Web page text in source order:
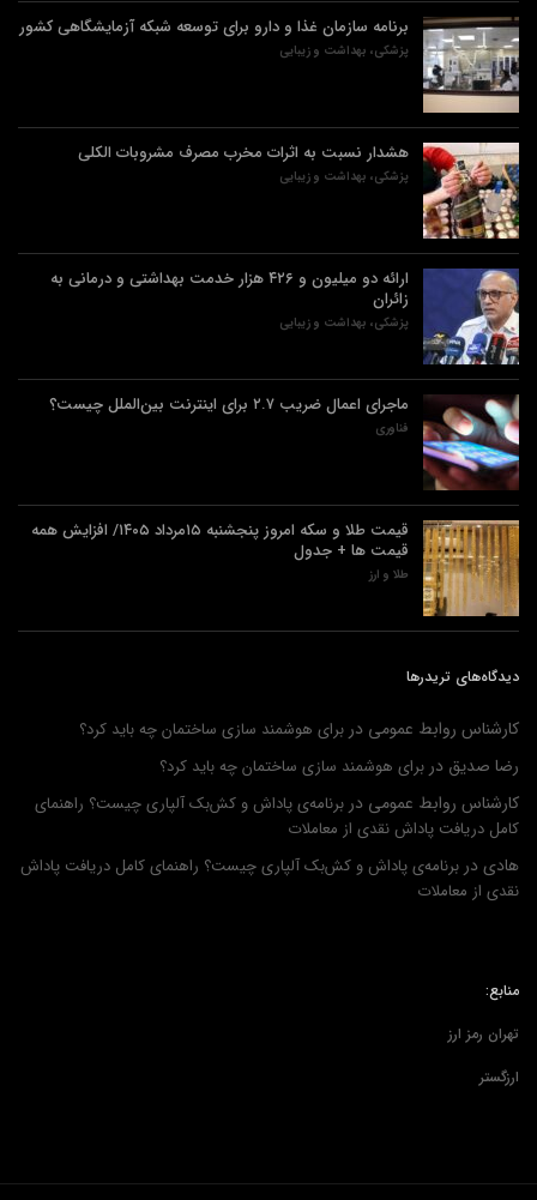
برنامه سازمان غذا و دارو برای توسعه شبکه آزمایشگاهی کشور
پزشکی، بهداشت و زیبایی
هشدار نسبت به اثرات مخرب مصرف مشروبات الکلی
پزشکی، بهداشت و زیبایی
ارائه دو میلیون و ۴۲۶ هزار خدمت بهداشتی و درمانی به
زائران
پزشکی، بهداشت و زیبایی
ماجرای اعمال ضریب ۲.۷ برای اینترنت بین‌الملل چیست؟
فناوری
قیمت طلا و سکه امروز پنجشنبه ۱۵مرداد ۱۴۰۵/ افزایش همه
قیمت ها + جدول
طلا و ارز
دیدگاه‌های تریدرها
کارشناس روابط عمومی در برای هوشمند سازی ساختمان چه باید کرد؟
رضا صدیق در برای هوشمند سازی ساختمان چه باید کرد؟
کارشناس روابط عمومی در برنامه‌ی پاداش و کش‌بک آلپاری چیست؟ راهنمای
کامل دریافت پاداش نقدی از معاملات
هادی در برنامه‌ی پاداش و کش‌بک آلپاری چیست؟ راهنمای کامل دریافت پاداش
نقدی از معاملات
منابع:
تهران رمز ارز
ارزگستر